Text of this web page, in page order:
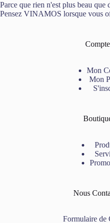
Parce que rien n'est plus beau que
Pensez VINAMOS lorsque vous
Compte
Mon
Mon
Nous
Formulaire de